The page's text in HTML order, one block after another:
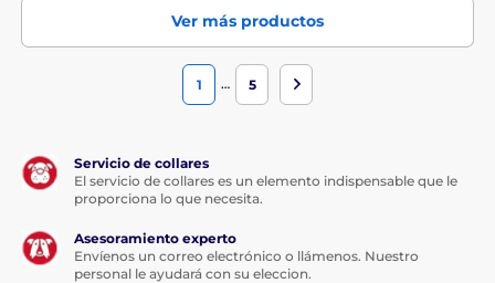
Ver más productos
1 … 5
Servicio de collares
El servicio de collares es un elemento indispensable que le
proporciona lo que necesita.
Asesoramiento experto
Envíenos un correo electrónico o llámenos. Nuestro
personal le ayudará con su eleccion.